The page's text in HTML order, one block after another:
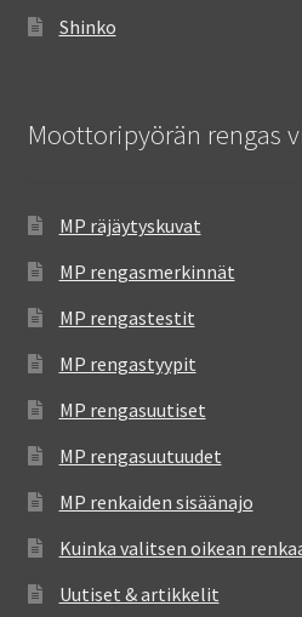
Shinko
Moottoripyörän rengas
MP räjäytyskuvat
MP rengasmerkinnät
MP rengastestit
MP rengastyypit
MP rengasuutiset
MP rengasuutuudet
MP renkaiden sisäänajo
Kuinka valitsen oikean
Uutiset & artikkelit